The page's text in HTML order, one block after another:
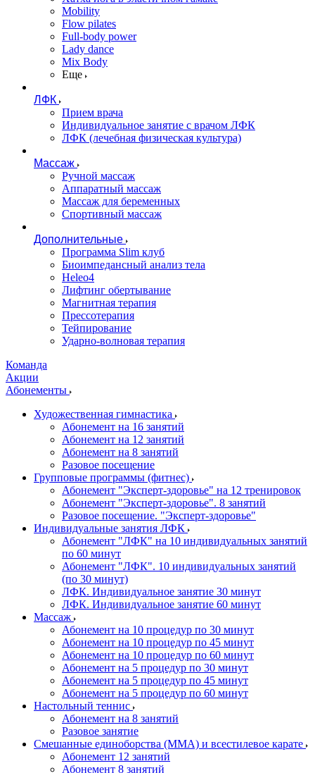
Mobility
Flow pilates
Full-body power
Lady dance
Mix Body
Еще
ЛФК
Прием врача
Индивидуальное занятие с врачом ЛФК
ЛФК (лечебная физическая культура)
Массаж
Ручной массаж
Аппаратный массаж
Массаж для беременных
Спортивный массаж
Дополнительные
Программа Slim клуб
Биоимпедансный анализ тела
Heleo4
Лифтинг обертывание
Магнитная терапия
Прессотерапия
Тейпирование
Ударно-волновая терапия
Команда
Акции
Абонементы
Художественная гимнастика
Абонемент на 16 занятий
Абонемент на 12 занятий
Абонемент на 8 занятий
Разовое посещение
Групповые программы (фитнес)
Абонемент "Эксперт-здоровье" на 12 тренировок
Абонемент "Эксперт-здоровье". 8 занятий
Разовое посещение. "Эксперт-здоровье"
Индивидуальные занятия ЛФК
Абонемент "ЛФК" на 10 индивидуальных занятий
по 60 минут
Абонемент "ЛФК". 10 индивидуальных занятий
(по 30 минут)
ЛФК. Индивидуальное занятие 30 минут
ЛФК. Индивидуальное занятие 60 минут
Массаж
Абонемент на 10 процедур по 30 минут
Абонемент на 10 процедур по 45 минут
Абонемент на 10 процедур по 60 минут
Абонемент на 5 процедур по 30 минут
Абонемент на 5 процедур по 45 минут
Абонемент на 5 процедур по 60 минут
Настольный теннис
Абонемент на 8 занятий
Разовое занятие
Смешанные единоборства (ММА) и всестилевое карате
Абонемент 12 занятий
Абонемент 8 занятий